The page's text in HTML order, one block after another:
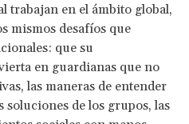
trabajan en el ámbito global,
mismos desafíos que
que su
en guardianas que no
las maneras de entender
soluciones de los grupos, las